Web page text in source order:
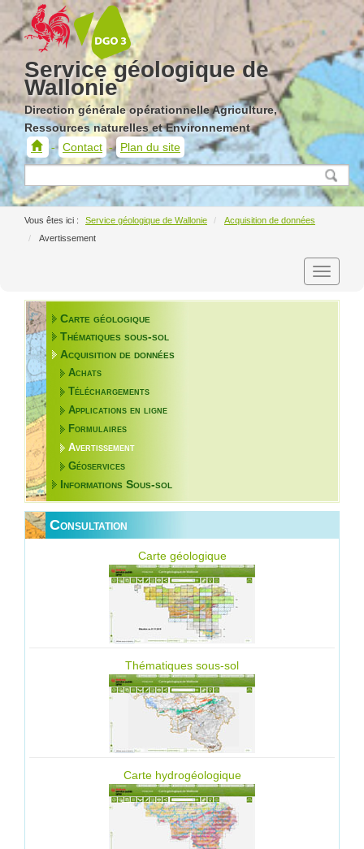
Service géologique de
Wallonie
Direction générale opérationnelle Agriculture,
Ressources naturelles et Environnement
Service
de
Wallonie
Contact Plan du site
Service géologique de Wallonie
Acquisition de données
Avertissement
Carte géologique
Thématiques sous-sol
Acquisition de données
Achats
Téléchargements
Applications en ligne
Formulaires
Avertissement
Géoservices
Informations Sous-sol
Consultation
Carte géologique
Thématiques sous-sol
Carte hydrogéologique